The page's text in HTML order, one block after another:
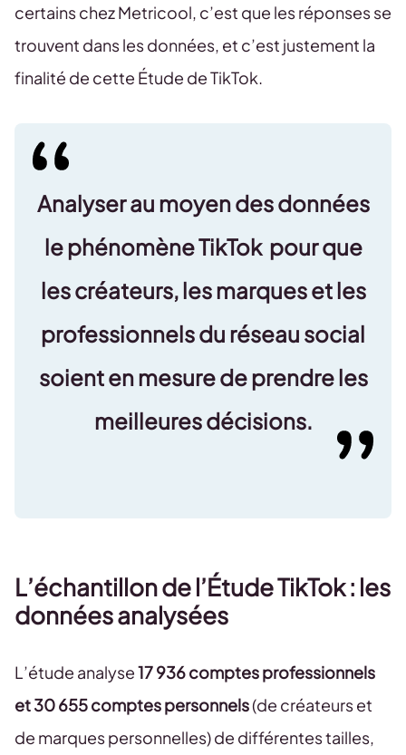
certains chez Metricool, c’est que les réponses se
trouvent dans les données, et c’est justement la
finalité de cette Étude de TikTok.
Analyser au moyen des données
le phénomène TikTok pour que
les créateurs, les marques et les
professionnels du réseau social
soient en mesure de prendre les
meilleures décisions.
L’échantillon de l’Étude TikTok : les
données analysées
L’étude analyse17 936 comptes professionnels
et 30 655 comptes personnels(de créateurs et
de marques personnelles) de différentes tailles,